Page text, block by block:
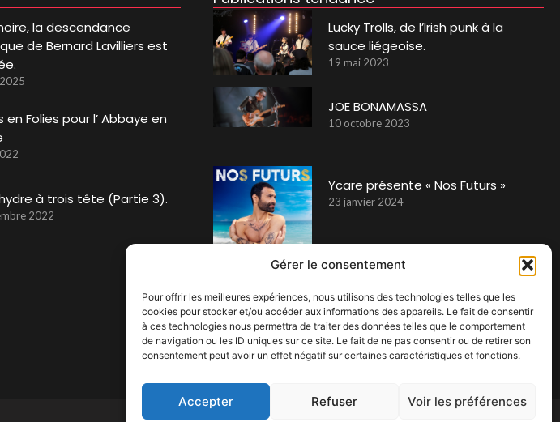
Gérer le consentement
Pour offrir les meilleures expériences, nous utilisons des technologies telles que les
cookies pour stocker et/ou accéder aux informations des appareils. Le fait de consentir
à ces technologies nous permettra de traiter des données telles que le comportement
de navigation ou les ID uniques sur ce site. Le fait de ne pas consentir ou de retirer son
consentement peut avoir un effet négatif sur certaines caractéristiques et fonctions.
Accepter Refuser Voir les préférences
la descendance
de Bernard Lavilliers est
en Folies pour l’ Abbaye en
à trois tête (Partie 3).
2022
Lucky Trolls, de l’Irish punk à la
sauce liégeoise.
19 mai 2023
JOE BONAMASSA
10 octobre 2023
Ycare présente « Nos Futurs »
23 janvier 2024
Emma Peters, Ugo et Leea au Bota
21 novembre 2024